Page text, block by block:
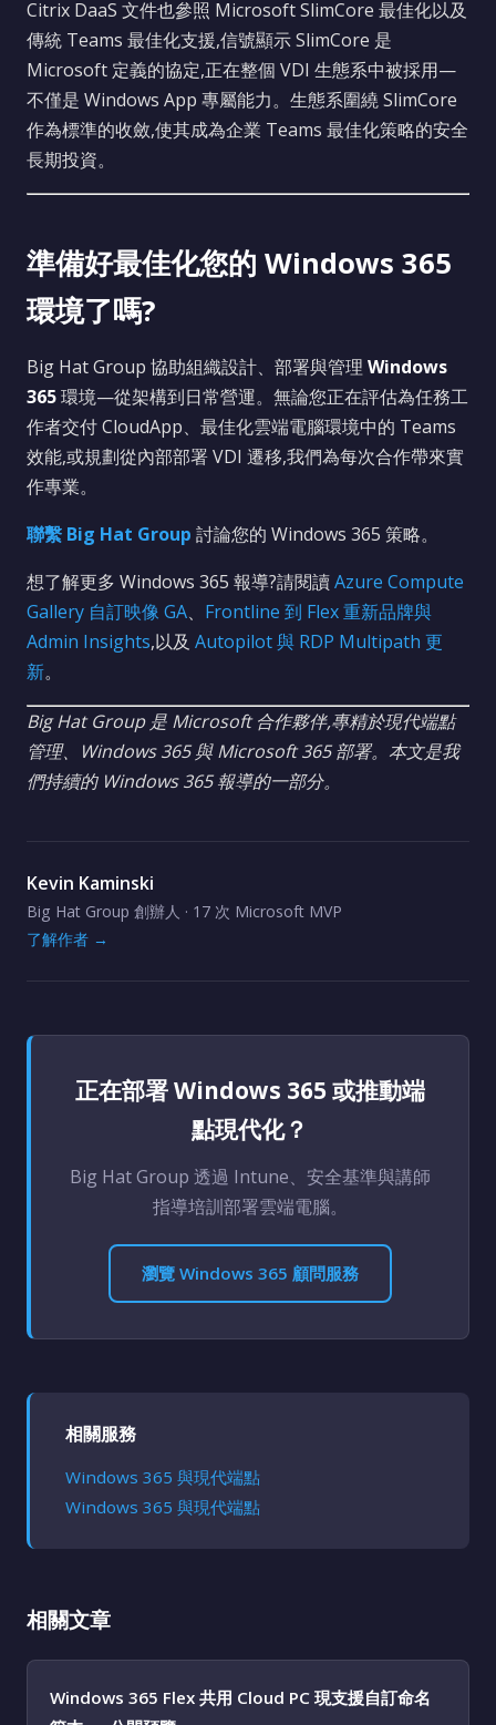
Citrix DaaS 文件也參照 Microsoft SlimCore 最佳化以及
傳統 Teams 最佳化支援,信號顯示 SlimCore 是
Microsoft 定義的協定,正在整個 VDI 生態系中被採用—
不僅是 Windows App 專屬能力。生態系圍繞 SlimCore
作為標準的收斂,使其成為企業 Teams 最佳化策略的安全
長期投資。
準備好最佳化您的 Windows 365
環境了嗎?
Big Hat Group 協助組織設計、部署與管理 Windows
365環境—從架構到日常營運。無論您正在評估為任務工
作者交付 CloudApp、最佳化雲端電腦環境中的 Teams
效能,或規劃從內部部署 VDI 遷移,我們為每次合作帶來實
作專業。
聯繫 Big Hat Group 討論您的 Windows 365 策略。
想了解更多 Windows 365 報導?請閱讀Azure Compute
Gallery 自訂映像 GA、 Frontline 到 Flex 重新品牌與
Admin Insights,以及 Autopilot 與 RDP Multipath 更
新。
Big Hat Group 是 Microsoft 合作夥伴,專精於現代端點
管理、Windows 365 與 Microsoft 365 部署。本文是我
們持續的 Windows 365 報導的一部分。
Kevin Kaminski
Big Hat Group 創辦人 · 17 次 Microsoft MVP
了解作者 →
正在部署 Windows 365 或推動端
點現代化？
Big Hat Group 透過 Intune、安全基準與講師
指導培訓部署雲端電腦。
瀏覽 Windows 365 顧問服務
相關服務
Windows 365 與現代端點
Windows 365 與現代端點
相關文章
Windows 365 Flex 共用 Cloud PC 現支援自訂命名